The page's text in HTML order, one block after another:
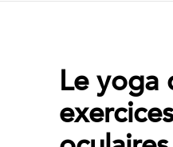
Le yoga